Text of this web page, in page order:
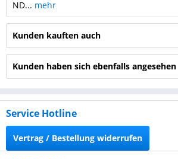
ND... mehr
Kunden kauften auch
Kunden haben sich ebenfalls angesehen
Service Hotline
Vertrag / Bestellung widerrufen